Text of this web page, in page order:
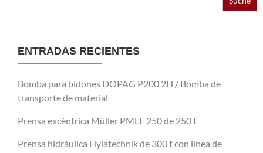
ENTRADAS RECIENTES
Bomba para bidones DOPAG P200 2H / Bomba de
transporte de material
Prensa excéntrica Müller PMLE 250 de 250 t
Prensa hidráulica Hylatechnik de 300 t con línea de